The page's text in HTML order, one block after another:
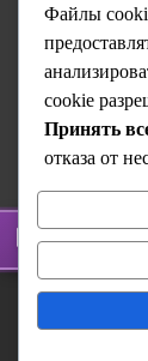
Ish vaqti
Sesh —
Shanba
© 2025
va
Файлы
cookie
Принять
отказа от